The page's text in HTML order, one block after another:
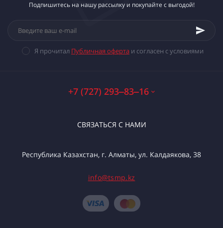
Подпишитесь на нашу рассылку и покупайте с выгодой!
Я прочитал Публичная оферта и согласен с условиями
+7 (727) 293‒83‒16
СВЯЗАТЬСЯ С НАМИ
Республика Казахстан, г. Алматы, ул. Калдаякова, 38
info@tsmp.kz